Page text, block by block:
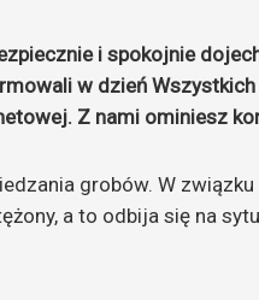
i spokojnie
w dzień
Z nami ominiesz
grobów. W
a to odbija się na